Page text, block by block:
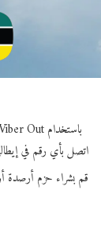
باستخدام Viber Out، يمكنك إجراء مكالمات عالية الجودة إلى إيطاليا من موزمبيق.
اتصل بأي رقم في إيطاليا -
قم بشراء حزم أرصدة